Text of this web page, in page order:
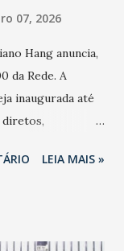
07, 2026
Hang anuncia,
da Rede. A
inaugurada até
diretos,
mas
LEIA MAIS »